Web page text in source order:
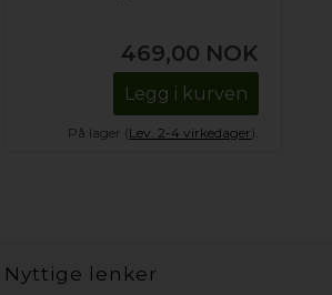
469,00 NOK
Legg i kurven
På lager (Lev. 2-4 virkedager).
Nyttige lenker